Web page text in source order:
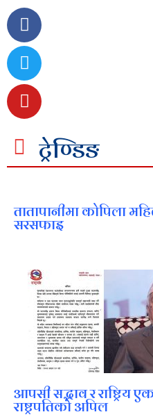
ट्रेण्डिङ
तातापानीमा कोपिला
सरसफाइ
आपसी सद्भाव र राष्ट्रिय
राष्ट्रपतिको अपिल